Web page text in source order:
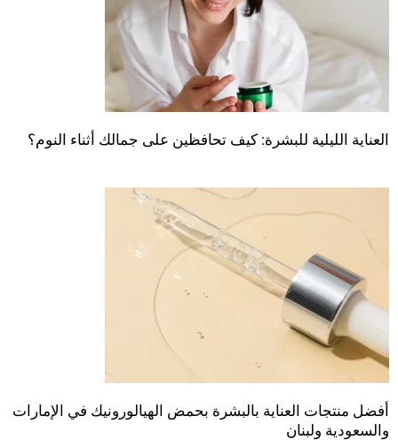
العناية الليلية للبشرة: كيف تحافظين على جمالك أثناء النوم؟
أفضل منتجات العناية بالبشرة بحمض الهيالورونيك في الإمارات
والسعودية ولبنان